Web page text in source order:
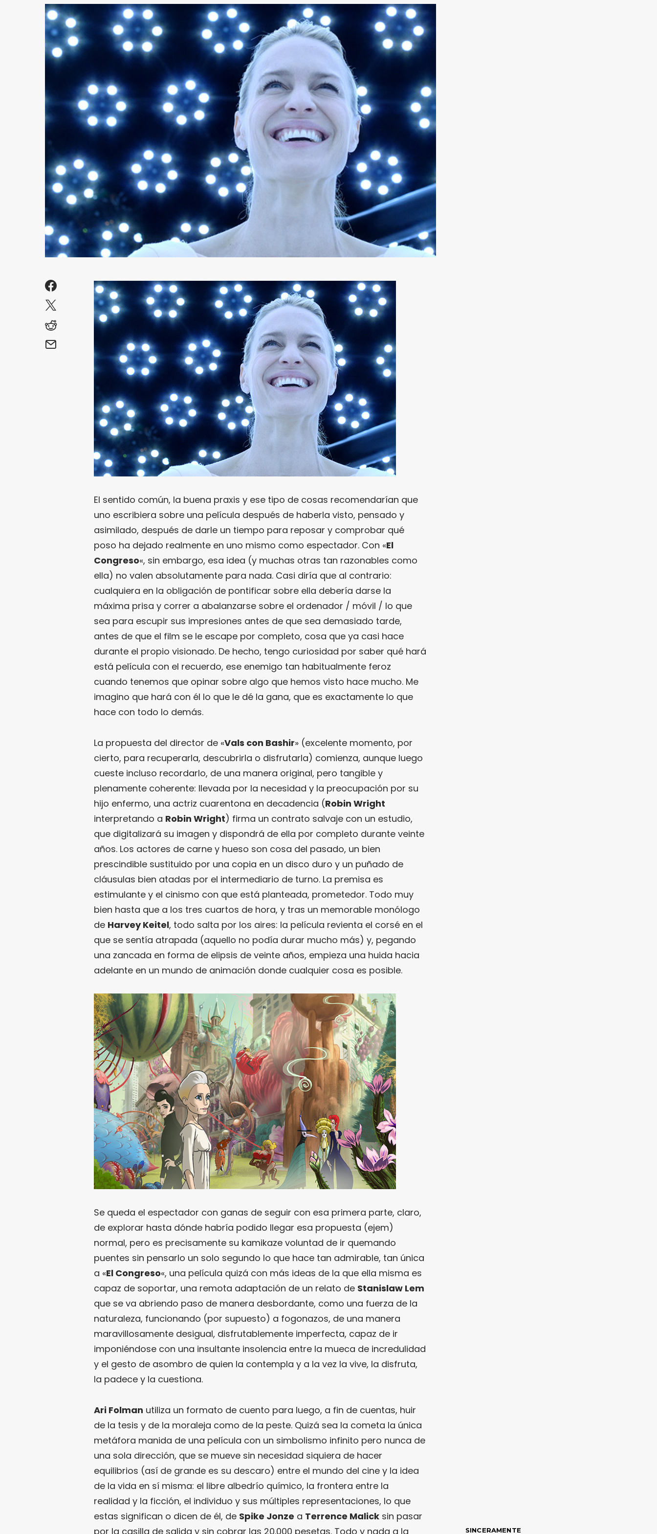
El sentido común, la buena praxis y ese tipo de cosas recomendarían que
uno escribiera sobre una película después de haberla visto, pensado y
asimilado, después de darle un tiempo para reposar y comprobar qué
poso ha dejado realmente en uno mismo como espectador. Con «El
Congreso«, sin embargo, esa idea (y muchas otras tan razonables como
ella) no valen absolutamente para nada. Casi diría que al contrario:
cualquiera en la obligación de pontificar sobre ella debería darse la
máxima prisa y correr a abalanzarse sobre el ordenador / móvil / lo que
sea para escupir sus impresiones antes de que sea demasiado tarde,
antes de que el film se le escape por completo, cosa que ya casi hace
durante el propio visionado. De hecho, tengo curiosidad por saber qué hará
está película con el recuerdo, ese enemigo tan habitualmente feroz
cuando tenemos que opinar sobre algo que hemos visto hace mucho. Me
imagino que hará con él lo que le dé la gana, que es exactamente lo que
hace con todo lo demás.
La propuesta del director de «Vals con Bashir» (excelente momento, por
cierto, para recuperarla, descubrirla o disfrutarla) comienza, aunque luego
cueste incluso recordarlo, de una manera original, pero tangible y
plenamente coherente: llevada por la necesidad y la preocupación por su
hijo enfermo, una actriz cuarentona en decadencia (Robin Wright
interpretando a Robin Wright) firma un contrato salvaje con un estudio,
que digitalizará su imagen y dispondrá de ella por completo durante veinte
años. Los actores de carne y hueso son cosa del pasado, un bien
prescindible sustituido por una copia en un disco duro y un puñado de
cláusulas bien atadas por el intermediario de turno. La premisa es
estimulante y el cinismo con que está planteada, prometedor. Todo muy
bien hasta que a los tres cuartos de hora, y tras un memorable monólogo
de Harvey Keitel, todo salta por los aires: la película revienta el corsé en el
que se sentía atrapada (aquello no podía durar mucho más) y, pegando
una zancada en forma de elipsis de veinte años, empieza una huida hacia
adelante en un mundo de animación donde cualquier cosa es posible.
Se queda el espectador con ganas de seguir con esa primera parte, claro,
de explorar hasta dónde habría podido llegar esa propuesta (ejem)
normal, pero es precisamente su kamikaze voluntad de ir quemando
puentes sin pensarlo un solo segundo lo que hace tan admirable, tan única
a «El Congreso«, una película quizá con más ideas de la que ella misma es
capaz de soportar, una remota adaptación de un relato de Stanislaw Lem
que se va abriendo paso de manera desbordante, como una fuerza de la
naturaleza, funcionando (por supuesto) a fogonazos, de una manera
maravillosamente desigual, disfrutablemente imperfecta, capaz de ir
imponiéndose con una insultante insolencia entre la mueca de incredulidad
y el gesto de asombro de quien la contempla y a la vez la vive, la disfruta,
la padece y la cuestiona.
Ari Folman utiliza un formato de cuento para luego, a fin de cuentas, huir
de la tesis y de la moraleja como de la peste. Quizá sea la cometa la única
metáfora manida de una película con un simbolismo infinito pero nunca de
una sola dirección, que se mueve sin necesidad siquiera de hacer
equilibrios (así de grande es su descaro) entre el mundo del cine y la idea
de la vida en sí misma: el libre albedrío químico, la frontera entre la
realidad y la ficción, el individuo y sus múltiples representaciones, lo que
estas significan o dicen de él, de Spike Jonze a Terrence Malick sin pasar
por la casilla de salida y sin cobrar las 20.000 pesetas. Todo y nada a la
SINCERAMENTE